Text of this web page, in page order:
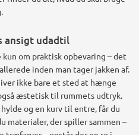
ansigt udadtil
om praktisk opbevaring – det
inden man tager jakken af.
ikke bare et sted at hænge
æstetisk til rummets udtryk.
og en kurv til entre, får du
materialer, der spiller sammen –